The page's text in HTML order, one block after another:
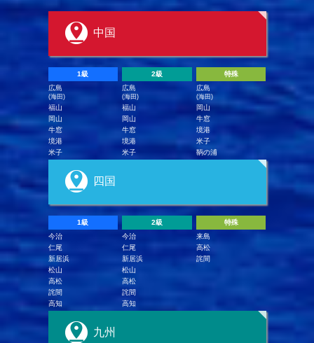
中国
1級
広島
(海田)
福山
岡山
牛窓
境港
米子
2級
広島
(海田)
福山
岡山
牛窓
境港
米子
特殊
広島
(海田)
岡山
牛窓
境港
米子
鞆の浦
四国
1級
今治
仁尾
新居浜
松山
高松
詫間
高知
2級
今治
仁尾
新居浜
松山
高松
詫間
高知
特殊
来島
高松
詫間
九州